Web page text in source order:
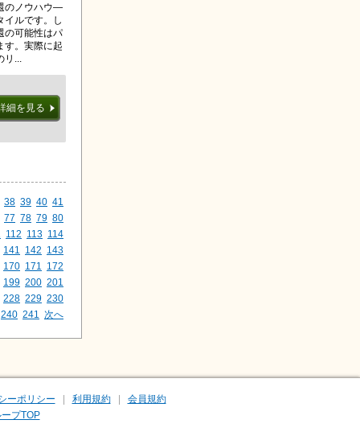
のノウハウ―
イルです。し
の可能性はパ
す。実際に起
...
細を見る
38 39 40 41
77 78 79 80
112 113 114
141 142 143
170 171
172
199 200 201
228 229 230
240 241 次へ
ーポリシー 利用規約
会員規約
プTOP